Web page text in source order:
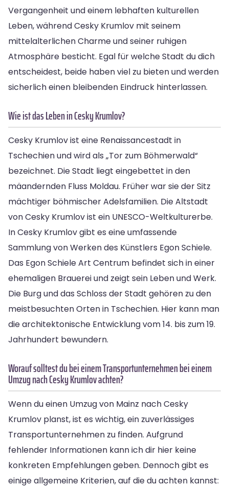
Vergangenheit und einem lebhaften kulturellen
Leben, während Cesky Krumlov mit seinem
mittelalterlichen Charme und seiner ruhigen
Atmosphäre besticht. Egal für welche Stadt du dich
entscheidest, beide haben viel zu bieten und werden
sicherlich einen bleibenden Eindruck hinterlassen.
Wie ist das Leben in Cesky Krumlov?
Cesky Krumlov ist eine Renaissancestadt in
Tschechien und wird als „Tor zum Böhmerwald“
bezeichnet. Die Stadt liegt eingebettet in den
mäandernden Fluss Moldau. Früher war sie der Sitz
mächtiger böhmischer Adelsfamilien. Die Altstadt
von Cesky Krumlov ist ein UNESCO-Weltkulturerbe.
In Cesky Krumlov gibt es eine umfassende
Sammlung von Werken des Künstlers Egon Schiele.
Das Egon Schiele Art Centrum befindet sich in einer
ehemaligen Brauerei und zeigt sein Leben und Werk.
Die Burg und das Schloss der Stadt gehören zu den
meistbesuchten Orten in Tschechien. Hier kann man
die architektonische Entwicklung vom 14. bis zum 19.
Jahrhundert bewundern.
Worauf solltest du bei einem Transportunternehmen bei einem
Umzug nach Cesky Krumlov achten?
Wenn du einen Umzug von Mainz nach Cesky
Krumlov planst, ist es wichtig, ein zuverlässiges
Transportunternehmen zu finden. Aufgrund
fehlender Informationen kann ich dir hier keine
konkreten Empfehlungen geben. Dennoch gibt es
einige allgemeine Kriterien, auf die du achten kannst: